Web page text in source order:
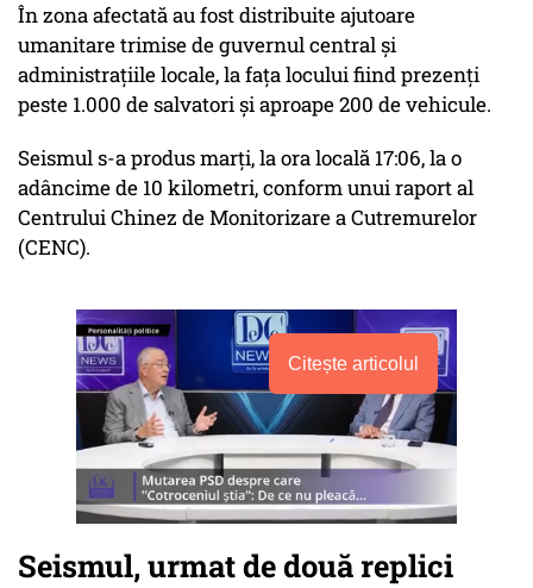
În zona afectată au fost distribuite ajutoare
umanitare trimise de guvernul central şi
administraţiile locale, la faţa locului fiind prezenţi
peste 1.000 de salvatori şi aproape 200 de vehicule.
Seismul s-a produs marţi, la ora locală 17:06, la o
adâncime de 10 kilometri, conform unui raport al
Centrului Chinez de Monitorizare a Cutremurelor
(CENC).
Citește articolul
Seismul, urmat de două replici